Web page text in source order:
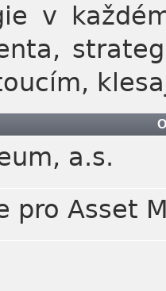
v
a.s.
pro Asset